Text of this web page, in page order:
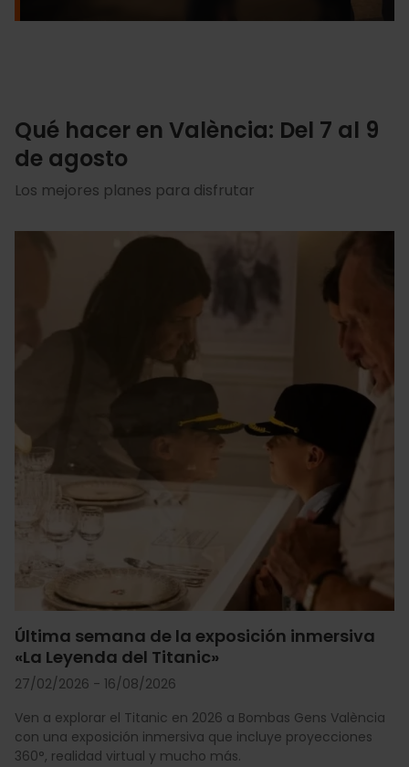
Qué hacer en València: Del 7 al 9
de agosto
Los mejores planes para disfrutar
Última semana de la exposición inmersiva
«La Leyenda del Titanic»
27/02/2026 - 16/08/2026
Ven a explorar el Titanic en 2026 a Bombas Gens València
con una exposición inmersiva que incluye proyecciones
360°, realidad virtual y mucho más.